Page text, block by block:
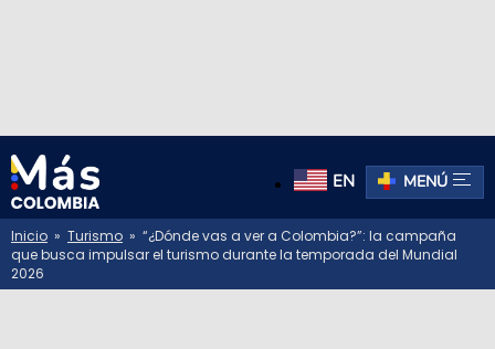
EN MENÚ
Inicio » Turismo » “¿Dónde vas a ver a Colombia?”: la campaña
que busca impulsar el turismo durante la temporada del Mundial
2026